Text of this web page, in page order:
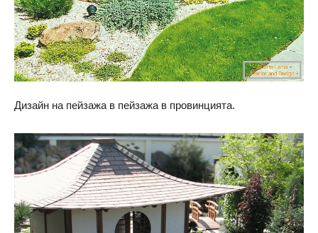
Дизайн на пейзажа в пейзажа в провинцията.